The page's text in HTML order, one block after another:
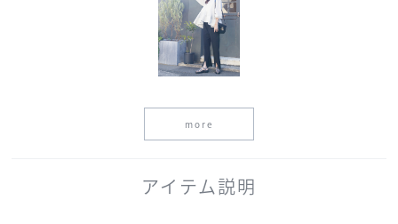
more
アイテム説明